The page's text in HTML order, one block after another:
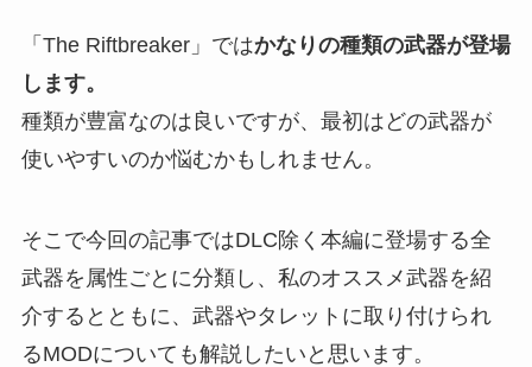
「The Riftbreaker」ではかなりの種類の武器が登場
します。
種類が豊富なのは良いですが、最初はどの武器が
使いやすいのか悩むかもしれません。
そこで今回の記事ではDLC除く 本編に登場する全
武器を属性ごとに分類し、私のオススメ武器を紹
介するとともに、武器やタレットに取り付けられ
るMODについても解説したいと思います。